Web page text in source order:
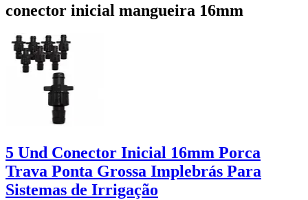
conector inicial mangueira 16mm
5 Und Conector Inicial 16mm Porca
Trava Ponta Grossa Implebrás Para
Sistemas de Irrigação